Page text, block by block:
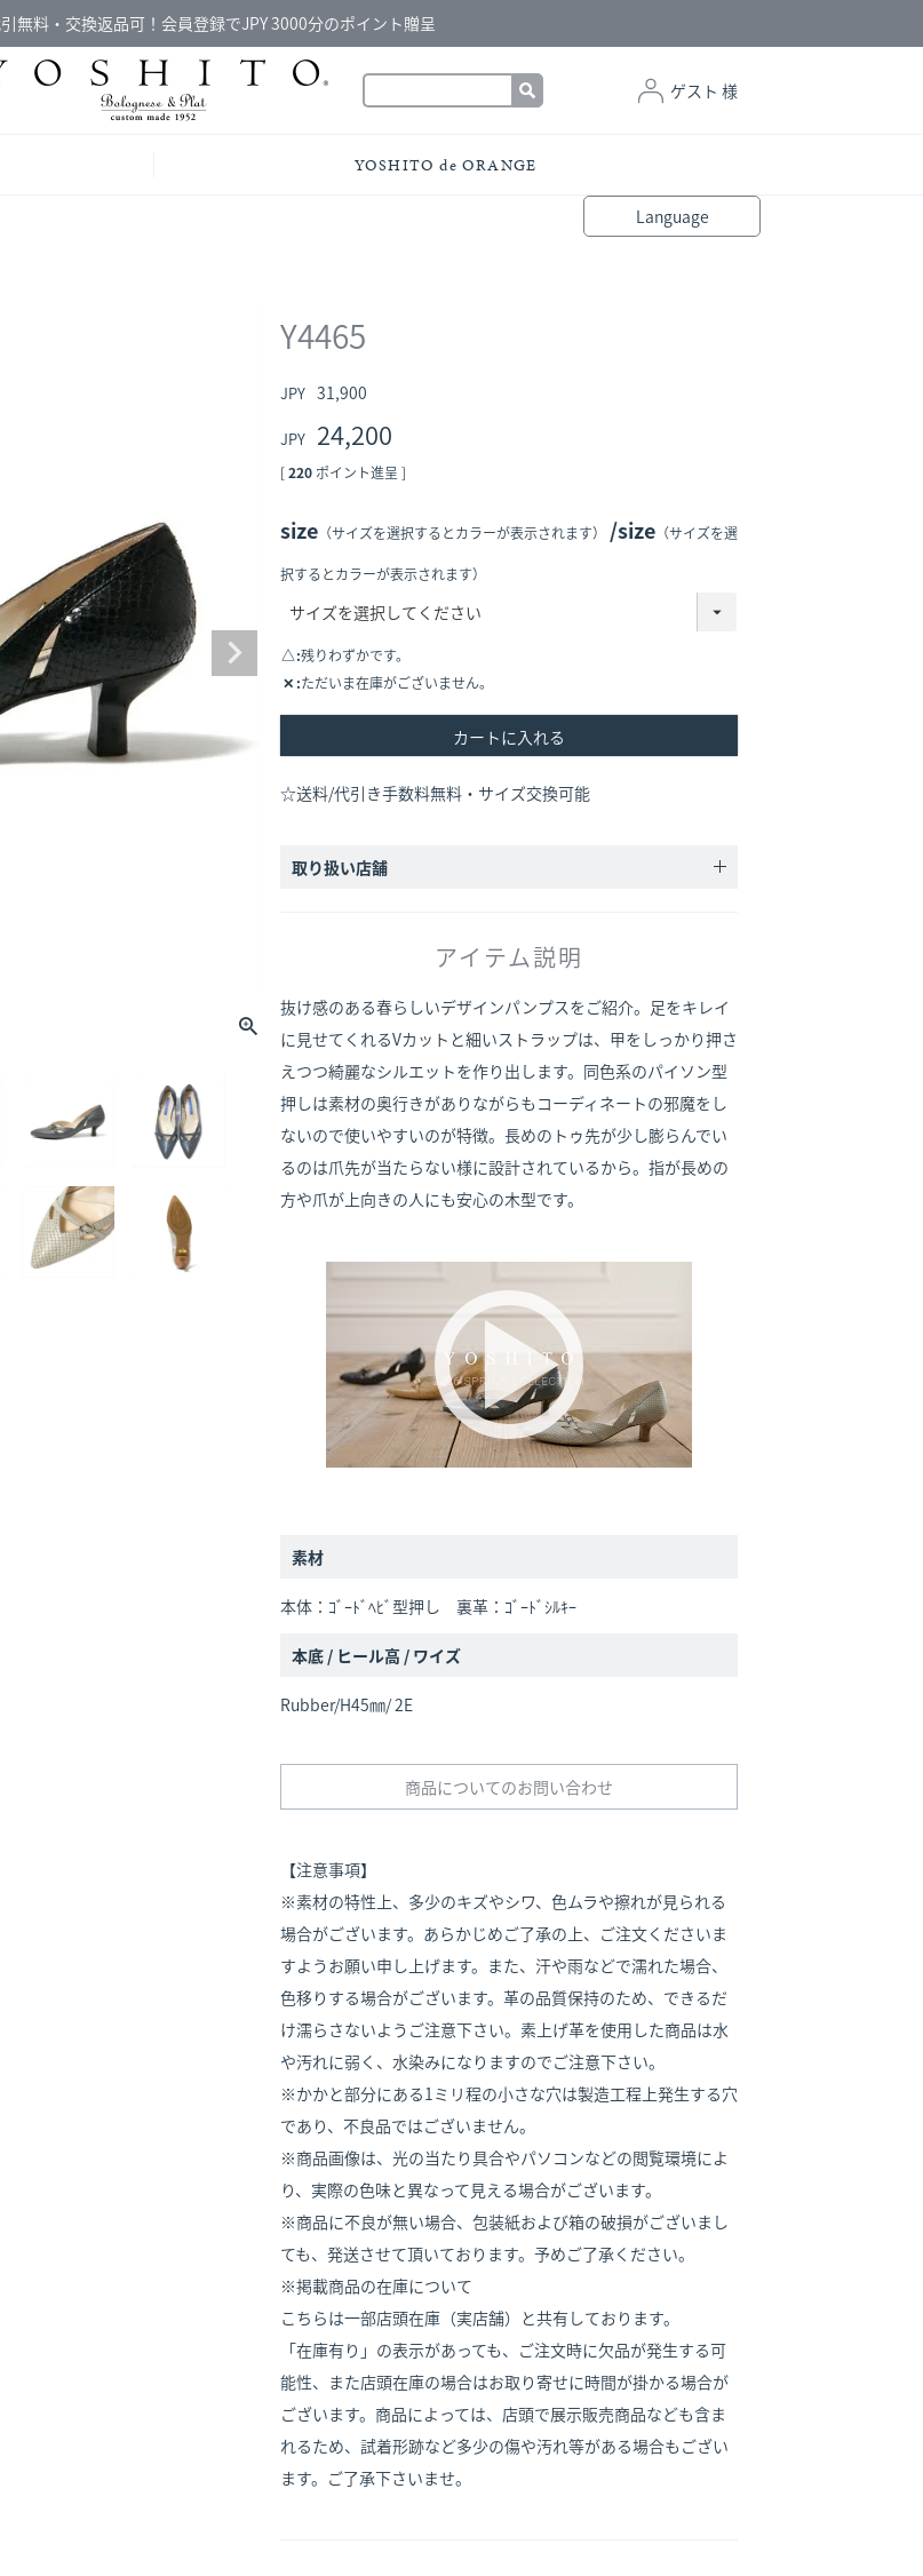
無料・交換返品可！会員登録でJPY 3000分のポイント贈呈
ゲスト 様
YOSHITO de ORANGE
Language
Y4465
31,900
24,200
[220 ポイント進呈 ]
size （サイズを選択するとカラーが表示されます） size （サイズを選
択するとカラーが表示されます）
△ 残りわずかです。
✕ ただいま在庫がございません。
カートに入れる
☆送料/代引き手数料無料・サイズ交換可能
取り扱い店舗
アイテム説明
抜け感のある春らしいデザインパンプスをご紹介。足をキレイ
に見せてくれるVカットと細いストラップは、甲をしっかり押さ
えつつ綺麗なシルエットを作り出します。同色系のパイソン型
押しは素材の奥行きがありながらもコーディネートの邪魔をし
ないので使いやすいのが特徴。長めのトゥ先が少し膨らんでい
るのは爪先が当たらない様に設計されているから。指が長めの
方や爪が上向きの人にも安心の木型です。
素材
本体：ｺﾞｰﾄﾞﾍﾋﾞ型押し 裏革：ｺﾞｰﾄﾞｼﾙｷｰ
本底 / ヒール高 / ワイズ
Rubber/H45㎜/ 2E
商品についてのお問い合わせ
【注意事項】
※素材の特性上、多少のキズやシワ、色ムラや擦れが見られる
場合がございます。あらかじめご了承の上、ご注文くださいま
すようお願い申し上げます。また、汗や雨などで濡れた場合、
色移りする場合がございます。革の品質保持のため、できるだ
け濡らさないようご注意下さい。素上げ革を使用した商品は水
や汚れに弱く、水染みになりますのでご注意下さい。
※かかと部分にある1ミリ程の小さな穴は製造工程上発生する穴
であり、不良品ではございません。
※商品画像は、光の当たり具合やパソコンなどの閲覧環境によ
り、実際の色味と異なって見える場合がございます。
※商品に不良が無い場合、包装紙および箱の破損がございまし
ても、発送させて頂いております。予めご了承ください。
※掲載商品の在庫について
こちらは一部店頭在庫（実店舗）と共有しております。
「在庫有り」の表示があっても、ご注文時に欠品が発生する可
能性、また店頭在庫の場合はお取り寄せに時間が掛かる場合が
ございます。商品によっては、店頭で展示販売商品なども含ま
れるため、試着形跡など多少の傷や汚れ等がある場合もござい
ます。ご了承下さいませ。